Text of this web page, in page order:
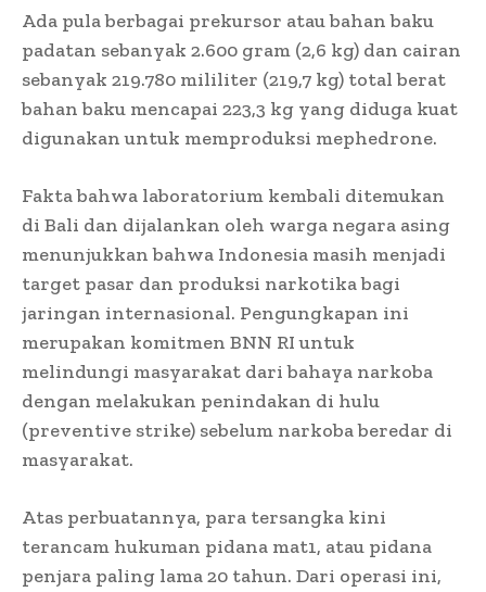
Ada pula berbagai prekursor atau bahan baku
padatan sebanyak 2.600 gram (2,6 kg) dan cairan
sebanyak 219.780 mililiter (219,7 kg) total berat
bahan baku mencapai 223,3 kg yang diduga kuat
digunakan untuk memproduksi mephedrone.
Fakta bahwa laboratorium kembali ditemukan
di Bali dan dijalankan oleh warga negara asing
menunjukkan bahwa Indonesia masih menjadi
target pasar dan produksi narkotika bagi
jaringan internasional. Pengungkapan ini
merupakan komitmen BNN RI untuk
melindungi masyarakat dari bahaya narkoba
dengan melakukan penindakan di hulu
(preventive strike) sebelum narkoba beredar di
masyarakat.
Atas perbuatannya, para tersangka kini
terancam hukuman pidana mat1, atau pidana
penjara paling lama 20 tahun. Dari operasi ini,